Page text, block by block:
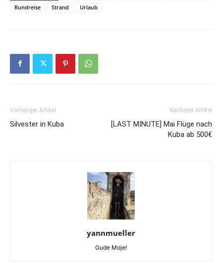
Rundreise
Strand Urlaub
Vorheriger Artikel
Silvester in Kuba
Nächster Artikel
[LAST MINUTE] Mai Flüge nach
Kuba ab 500€
yannmueller
Gude Moje!